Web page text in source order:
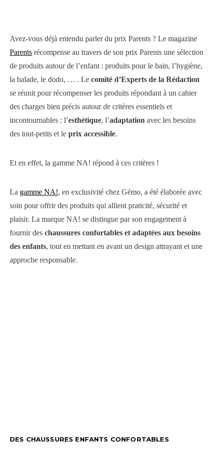
Avez-vous déjà entendu parler du prix Parents ? Le magazine
Parents récompense au travers de son prix Parents une sélection
de produits autour de l’enfant : produits pour le bain, l’hygiène,
la balade, le dodo, … . Le comité d’Experts de la Rédaction
se réunit pour récompenser les produits répondant à un cahier
des charges bien précis autour de critères essentiels et
incontournables : l’esthétique, l’adaptation avec les besoins
des tout-petits et le prix accessible.
Et en effet, la gamme NA! répond à ces critères !
La gamme NA!, en exclusivité chez Gémo, a été élaborée avec
soin pour offrir des produits qui allient praticité, sécurité et
plaisir. La marque NA! se distingue par son engagement à
fournir des chaussures confortables et adaptées aux besoins
des enfants, tout en mettant en avant un design attrayant et une
approche responsable.
DES CHAUSSURES ENFANTS CONFORTABLES